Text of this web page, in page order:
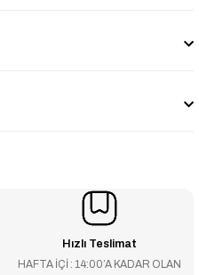
Hızlı Teslimat
HAFTA İÇİ : 14:00’A KADAR OLAN